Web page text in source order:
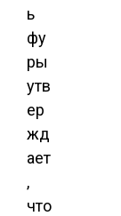
ь
фу
ры
утв
ер
жд
ает
,
что